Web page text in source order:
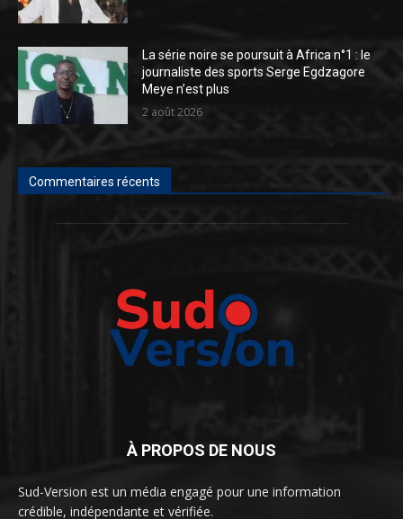
La série noire se poursuit à Africa n°1 : le
journaliste des sports Serge Egdzagore
Meye n’est plus
2 août 2026
Commentaires récents
À PROPOS DE NOUS
Sud-Version est un média engagé pour une information
crédible, indépendante et vérifiée.